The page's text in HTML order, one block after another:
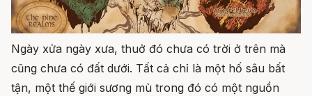
Ngày xửa ngày xưa, thuở đó chưa có trời ở trên mà
cũng chưa có đất dưới. Tất cả chỉ là một hố sâu bất
tận, một thế giới sương mù trong đó có một nguồn